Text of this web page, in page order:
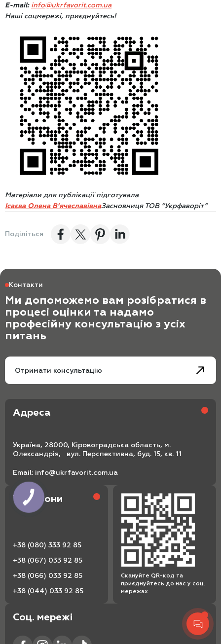
E-mail: info@ukrfavorit.com.ua
Наші соцмережі, приєднуйтесь!
Матеріали для публікації підготувала
Ісаєва Олена В’ячеславівнаЗасновниця ТОВ “Укрфаворіт”
Поділіться
Контакти
Ми допоможемо вам розібратися в
процесі оцінки та надамо
професійну консультацію з усіх
питань
Отримати консультацію
Адреса
Україна, 28000, Кіровоградська область, м.
Олександрія, вул. Перспективна, буд. 15, кв. 11
Email: info@ukrfavorit.com.ua
Телефони
+38 (080) 333 92 85
+38 (067) 033 92 85
+38 (066) 033 92 85
+38 (044) 033 92 85
Соц. мережі
Скануйте QR-код та
приєднуйтесь до нас у соц.
мережах